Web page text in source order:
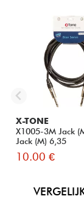
X-TONE
X1005-3M Jack
Jack (M) 6,35
10.00 €